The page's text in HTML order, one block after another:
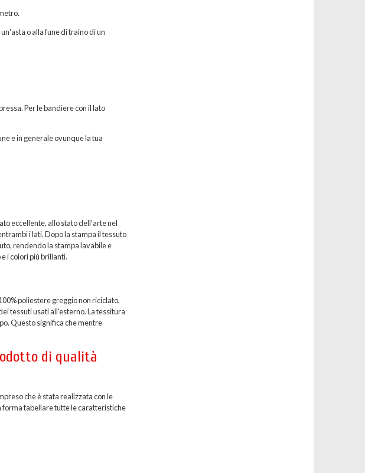
o alla fune di traino di un
Per le bandiere con il lato
e in generale ovunque la tua
eccellente, allo stato dell’arte nel
i lati. Dopo la stampa il tessuto
rendendo la stampa lavabile e
i colori più brillanti.
poliestere greggio non riciclato,
tessuti usati all'esterno. La tessitura
Questo significa che mentre
di qualità
che è stata realizzata con le
tabellare tutte le caratteristiche